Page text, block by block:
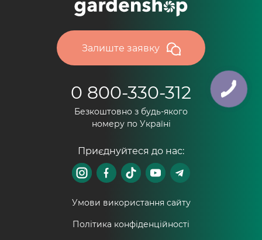
Залиште заявку
0 800-330-312
Безкоштовно з будь-якого
номеру по Україні
Приєднуйтеся до нас:
Умови використання сайту
Політика конфіденційності